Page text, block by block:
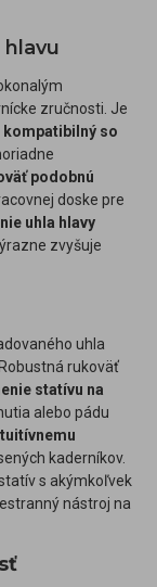
zručnosti. Je
kompatibilný so
podobnú
doske pre
uhla hlavy
zvyšuje
uhla
. Robustná rukoväť
statívu na
alebo pádu
kaderníkov.
s akýmkoľvek
nástroj na